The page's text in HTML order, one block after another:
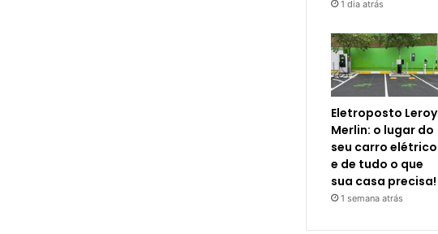
1 dia atrás
Eletroposto Leroy
Merlin: o lugar do
seu carro elétrico
e de tudo o que
sua casa precisa!
1 semana atrás